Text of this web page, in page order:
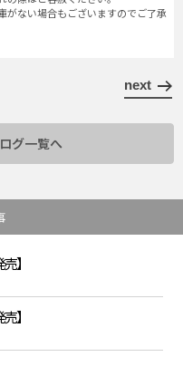
ない場合もございますのでご了承
next
グ一覧へ
】
】